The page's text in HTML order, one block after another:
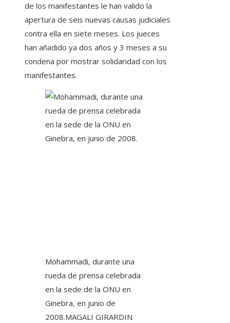
de los manifestantes le han valido la
apertura de seis nuevas causas judiciales
contra ella en siete meses. Los jueces
han añadido ya dos años y 3 meses a su
condena por mostrar solidaridad con los
manifestantes.
Mohammadi, durante una
rueda de prensa celebrada
en la sede de la ONU en
Ginebra, en junio de
2008.MAGALI GIRARDIN